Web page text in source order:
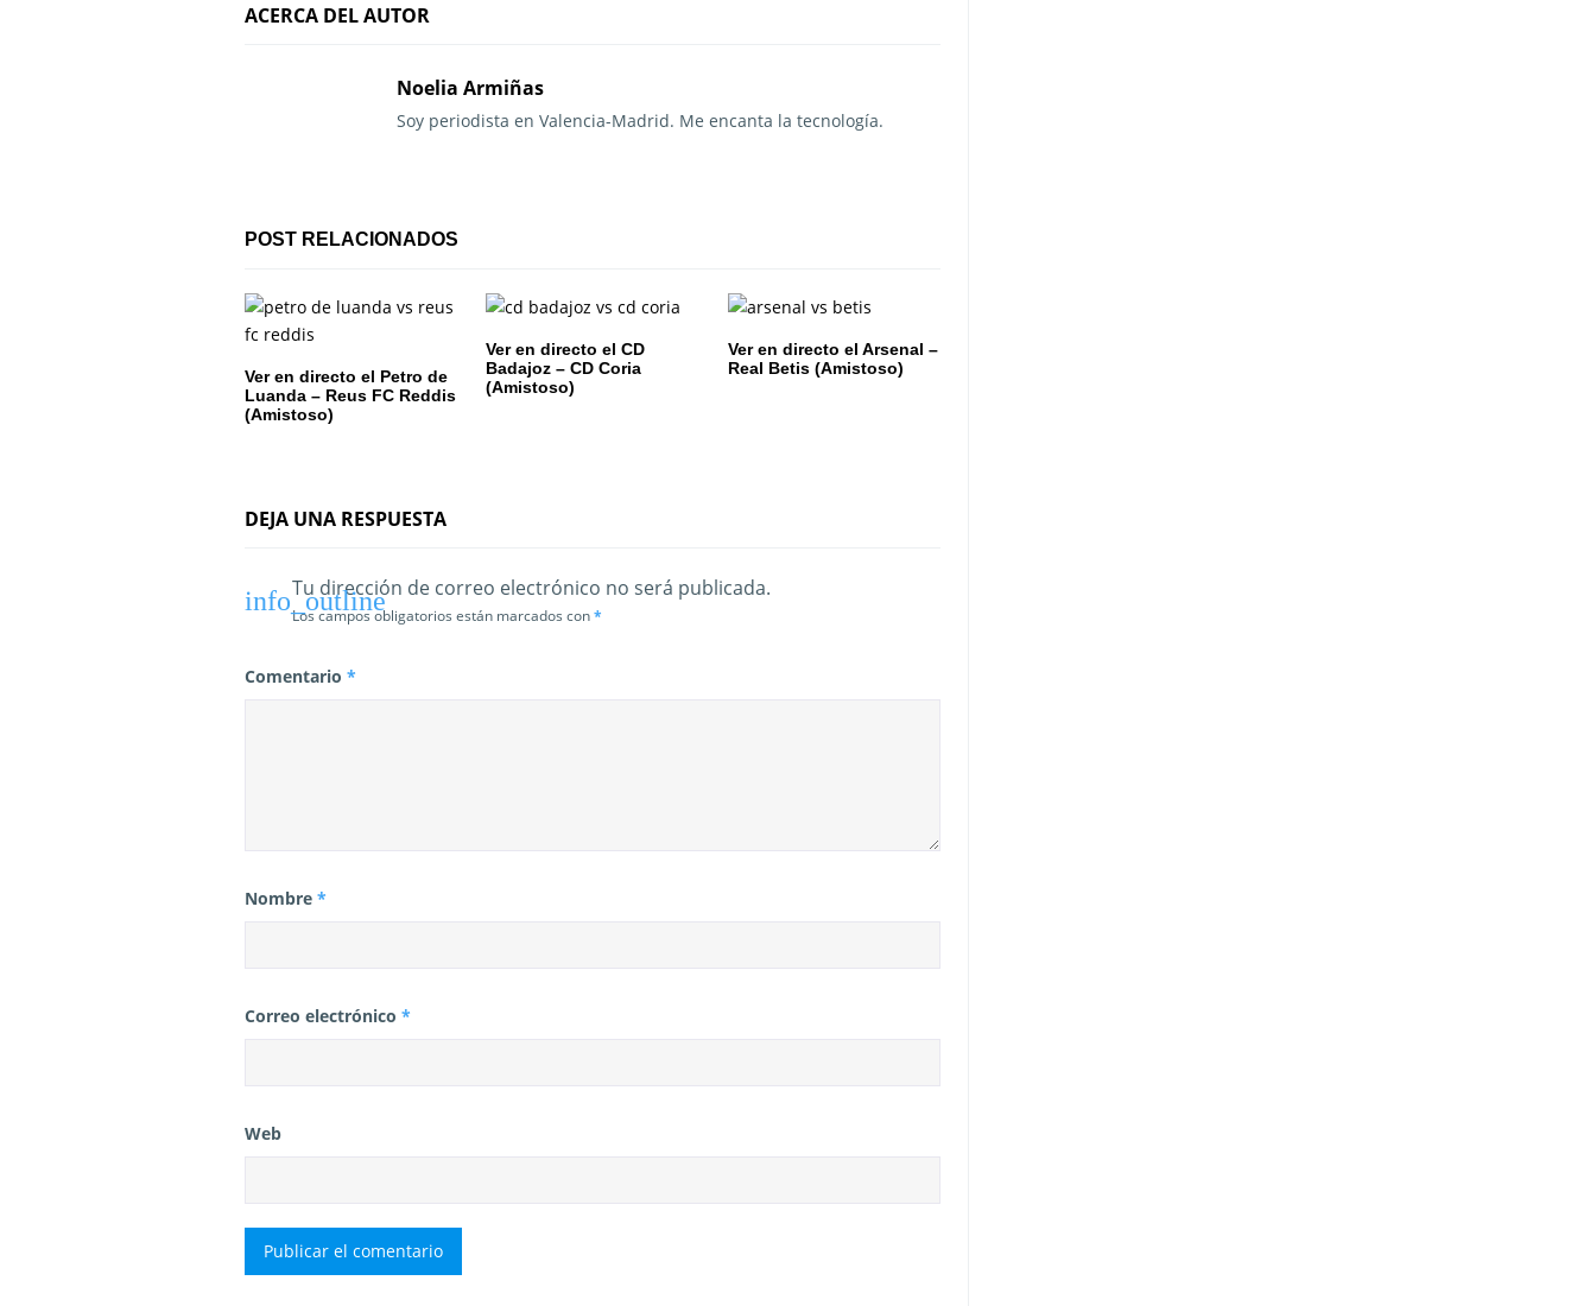
e
ó
n
d
e
t
a
d
a
ACERCA DEL AUTOR
Noelia Armiñas
Soy periodista en Valencia-Madrid. Me encanta la tecnología.
POST RELACIONADOS
Ver en directo el Petro de
Luanda – Reus FC Reddis
(Amistoso)
Ver en directo el CD
Badajoz – CD Coria
(Amistoso)
Ver en directo el Arsenal –
Real Betis (Amistoso)
DEJA UNA RESPUESTA
Tu dirección de correo electrónico no será publicada.
Los campos obligatorios están marcados con*
Comentario *
Nombre *
Correo electrónico *
Web